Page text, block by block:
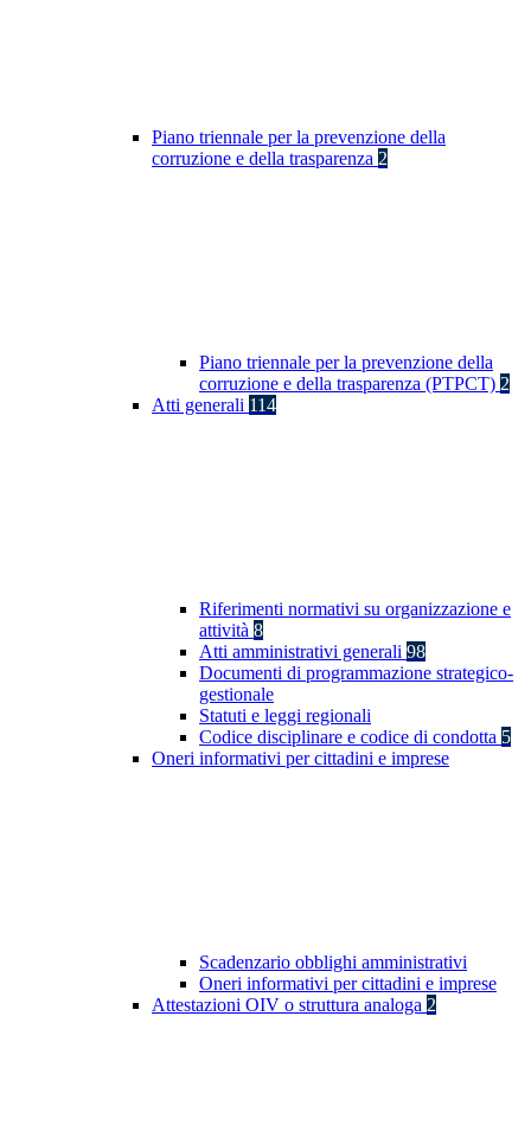
Piano triennale per la prevenzione della
corruzione e della trasparenza 2
Piano triennale per la prevenzione della
corruzione e della trasparenza (PTPCT) 2
Atti generali 114
Riferimenti normativi su organizzazione e
attività 8
Atti amministrativi generali 98
Documenti di programmazione strategico-
gestionale
Statuti e leggi regionali
Codice disciplinare e codice di condotta 5
Oneri informativi per cittadini e imprese
Scadenzario obblighi amministrativi
Oneri informativi per cittadini e imprese
Attestazioni OIV o struttura analoga 2